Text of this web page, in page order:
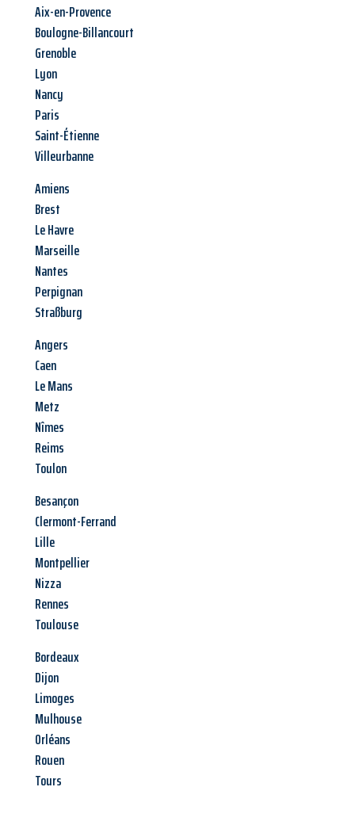
Aix-en-Provence
Boulogne-Billancourt
Grenoble
Lyon
Nancy
Paris
Saint-Étienne
Villeurbanne
Amiens
Brest
Le Havre
Marseille
Nantes
Perpignan
Straßburg
Angers
Caen
Le Mans
Metz
Nîmes
Reims
Toulon
Besançon
Clermont-Ferrand
Lille
Montpellier
Nizza
Rennes
Toulouse
Bordeaux
Dijon
Limoges
Mulhouse
Orléans
Rouen
Tours